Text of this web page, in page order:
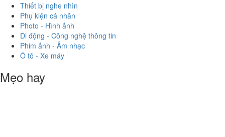
Thiết bị nghe nhìn
Phụ kiện cá nhân
Photo - Hình ảnh
Di động - Công nghệ thông tin
Phim ảnh - Âm nhạc
Ô tô - Xe máy
Mẹo hay